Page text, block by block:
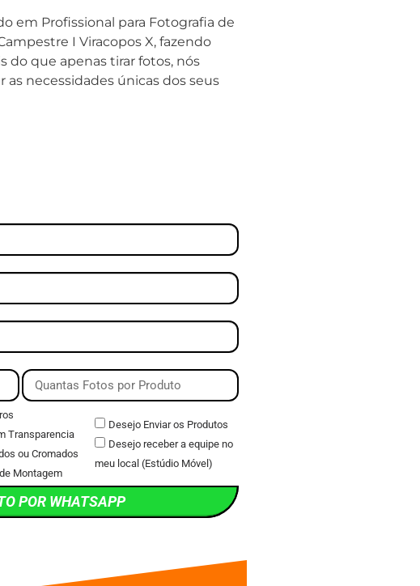
em Profissional para Fotografia de
I Viracopos X, fazendo
do que apenas tirar fotos, nós
necessidades únicas dos seus
Transparencia
ou Cromados
Montagem
Desejo Enviar os Produtos
Desejo receber a equipe no
meu local (Estúdio Móvel)
POR WHATSAPP